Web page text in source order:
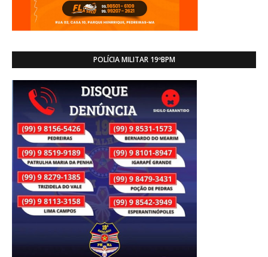
POLÍCIA MILITAR 19ºBPM